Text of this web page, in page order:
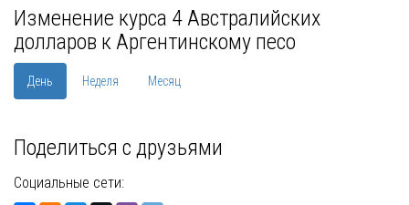
Изменение курса 4 Австралийских
долларов к Аргентинскому песо
День Неделя Месяц
Поделиться с друзьями
Социальные сети: